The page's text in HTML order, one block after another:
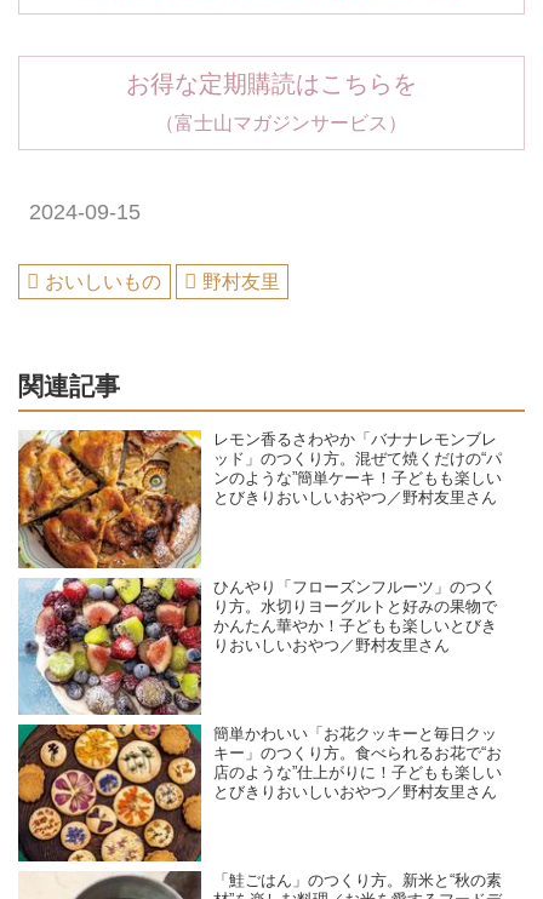
お得な定期購読はこちらを
（富士山マガジンサービス）
2024-09-15
おいしいもの 野村友里
関連記事
レモン香るさわやか「バナナレモンブレ
ッド」のつくり方。混ぜて焼くだけの“パ
ンのような”簡単ケーキ！子どもも楽しい
とびきりおいしいおやつ／野村友里さん
ひんやり「フローズンフルーツ」のつく
り方。水切りヨーグルトと好みの果物で
かんたん華やか！子どもも楽しいとびき
りおいしいおやつ／野村友里さん
簡単かわいい「お花クッキーと毎日クッ
キー」のつくり方。食べられるお花で“お
店のような”仕上がりに！子どもも楽しい
とびきりおいしいおやつ／野村友里さん
「鮭ごはん」のつくり方。新米と“秋の素